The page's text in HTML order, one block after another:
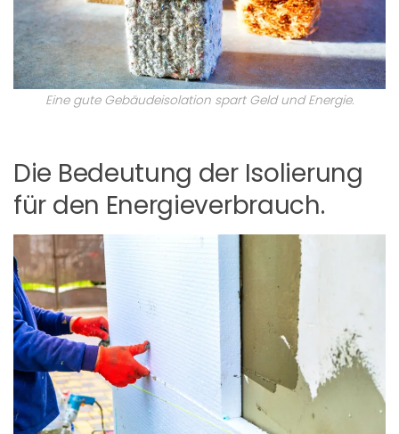
Eine gute Gebäudeisolation spart Geld und Energie.
Die Bedeutung der Isolierung
für den Energieverbrauch.